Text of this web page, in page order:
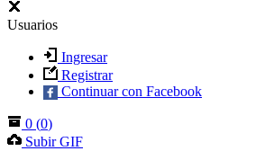
Usuarios
Ingresar
Registrar
Continuar con Facebook
0 (0)
Subir GIF